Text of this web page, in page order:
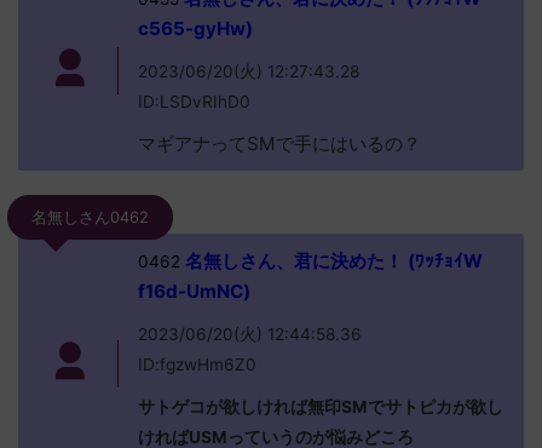
c565-gyHw)
2023/06/20(火) 12:27:43.28
ID:LSDvRIhD0
マギアナってSMで手にはいるの？
名無しさん0462
0462 名無しさん、君に決めた！ (ﾜｯﾁｮｲW
f16d-UmNC)
2023/06/20(火) 12:44:58.36
ID:fgzwHm6Z0
サトゲコが欲しければ無印SMでサトピカが欲し
ければUSMっていうのが悩みどころ